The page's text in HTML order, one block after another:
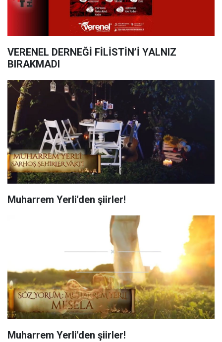
VERENEL DERNEĞİ FİLİSTİN’İ YALNIZ
BIRAKMADI
Muharrem Yerli'den şiirler!
Muharrem Yerli'den şiirler!